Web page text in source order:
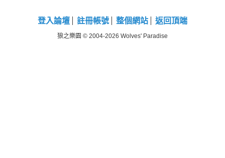
登入論壇 註冊帳號 整個網站 返回頂端
狼之樂園 © 2004-2026 Wolves' Paradise